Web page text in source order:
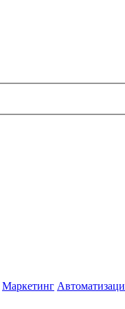
Маркетинг